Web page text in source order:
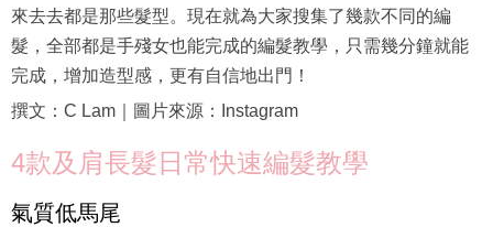
來去去都是那些髮型。現在就為大家搜集了幾款不同的編
髮，全部都是手殘女也能完成的編髮教學，只需幾分鐘就能
完成，增加造型感，更有自信地出門！
撰文：C Lam｜圖片來源：Instagram
4款及肩長髮日常快速編髮教學
氣質低馬尾